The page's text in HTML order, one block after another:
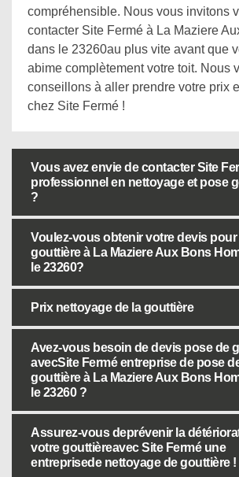
compréhensible. Nous vous invitons
contacter Site Fermé à La Maziere
dans le 23260au plus vite avant que
abime complètement votre toit. Nous
conseillons à aller prendre votre prix
chez Site Fermé !
Vous avez envie de contacter Site
professionnel en nettoyage et pose
?
Voulez-vous obtenir votre devis
gouttière à La Maziere Aux Bons
le 23260?
Prix nettoyage de la gouttière
Avez-vous besoin de devis pose de
avecSite Fermé entreprise de pose
gouttière à La Maziere Aux Bons
le 23260 ?
Assurez-vous deprévenir la
votre gouttièreavec Site Fermé une
entreprisede nettoyage de gouttière !